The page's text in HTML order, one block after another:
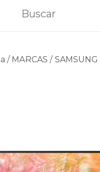
/ MARCAS / SAMSUNG